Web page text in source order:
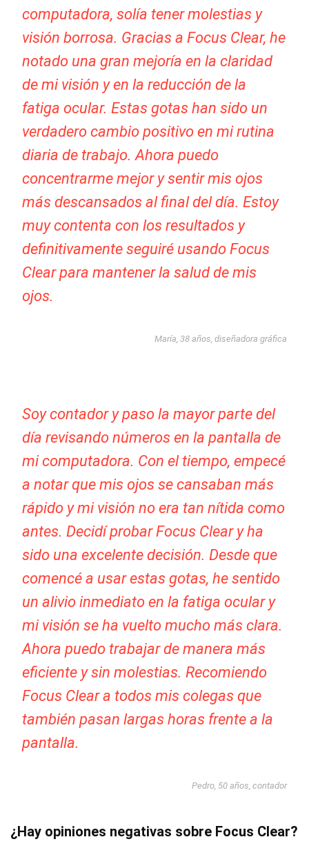
computadora, solía tener molestias y
visión borrosa. Gracias a Focus Clear, he
notado una gran mejoría en la claridad
de mi visión y en la reducción de la
fatiga ocular. Estas gotas han sido un
verdadero cambio positivo en mi rutina
diaria de trabajo. Ahora puedo
concentrarme mejor y sentir mis ojos
más descansados al final del día. Estoy
muy contenta con los resultados y
definitivamente seguiré usando Focus
Clear para mantener la salud de mis
ojos.
María, 38 años, diseñadora gráfica
Soy contador y paso la mayor parte del
día revisando números en la pantalla de
mi computadora. Con el tiempo, empecé
a notar que mis ojos se cansaban más
rápido y mi visión no era tan nítida como
antes. Decidí probar Focus Clear y ha
sido una excelente decisión. Desde que
comencé a usar estas gotas, he sentido
un alivio inmediato en la fatiga ocular y
mi visión se ha vuelto mucho más clara.
Ahora puedo trabajar de manera más
eficiente y sin molestias. Recomiendo
Focus Clear a todos mis colegas que
también pasan largas horas frente a la
pantalla.
Pedro, 50 años, contador
¿Hay opiniones negativas sobre Focus Clear?